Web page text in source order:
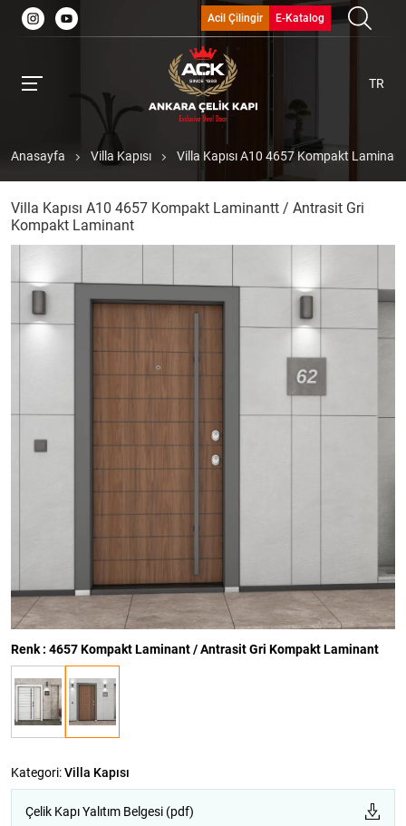
Acil Çilingir E-Katalog
TR
Anasayfa Villa Kapısı Villa Kapısı A10 4657 Kompakt
Villa Kapısı A10 4657 Kompakt Laminantt / Antrasit Gri
Kompakt Laminant
Renk : 4657 Kompakt Laminant / Antrasit Gri Kompakt Laminant
Kategori:Villa Kapısı
Çelik Kapı Yalıtım Belgesi (pdf)